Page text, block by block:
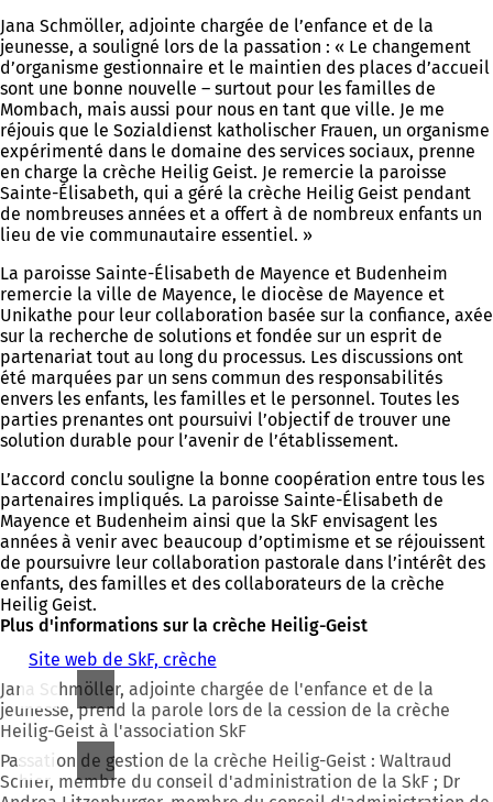
Jana Schmöller, adjointe chargée de l’enfance et de la
jeunesse, a souligné lors de la passation : « Le changement
d’organisme gestionnaire et le maintien des places d’accueil
sont une bonne nouvelle – surtout pour les familles de
Mombach, mais aussi pour nous en tant que ville. Je me
réjouis que le Sozialdienst katholischer Frauen, un organisme
expérimenté dans le domaine des services sociaux, prenne
en charge la crèche Heilig Geist. Je remercie la paroisse
Sainte-Élisabeth, qui a géré la crèche Heilig Geist pendant
de nombreuses années et a offert à de nombreux enfants un
lieu de vie communautaire essentiel. »
La paroisse Sainte-Élisabeth de Mayence et Budenheim
remercie la ville de Mayence, le diocèse de Mayence et
Unikathe pour leur collaboration basée sur la confiance, axée
sur la recherche de solutions et fondée sur un esprit de
partenariat tout au long du processus. Les discussions ont
été marquées par un sens commun des responsabilités
envers les enfants, les familles et le personnel. Toutes les
parties prenantes ont poursuivi l’objectif de trouver une
solution durable pour l’avenir de l’établissement.
L’accord conclu souligne la bonne coopération entre tous les
partenaires impliqués. La paroisse Sainte-Élisabeth de
Mayence et Budenheim ainsi que la SkF envisagent les
années à venir avec beaucoup d’optimisme et se réjouissent
de poursuivre leur collaboration pastorale dans l’intérêt des
enfants, des familles et des collaborateurs de la crèche
Heilig Geist.
Plus d'informations sur la crèche Heilig-Geist
Site web de SkF, crèche
S
'
o
u
v
r
Jana Schmöller, adjointe chargée de l'enfance et de la
jeunesse, prend la parole lors de la cession de la crèche
Heilig-Geist à l'association SkF
Passation de gestion de la crèche Heilig-Geist : Waltraud
Schier, membre du conseil d'administration de la SkF ; Dr